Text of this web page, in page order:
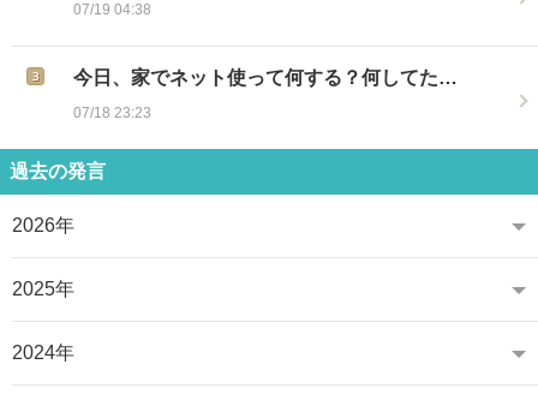
07/19 04:38
今日、家でネット使って何する？何してた…
07/18 23:23
過去の発言
2026年
2025年
2024年